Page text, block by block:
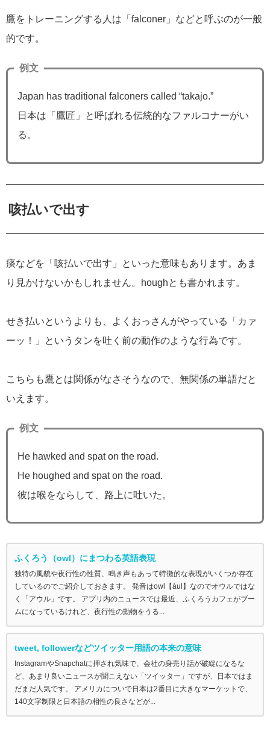
鷹をトレーニングする人は「falconer」などと呼ぶのが一般
的です。
例文
Japan has traditional falconers called “takajo.”
日本は「鷹匠」と呼ばれる伝統的なファルコナーがい
る。
咳払いで出す
痰などを「咳払いで出す」といった意味もあります。あま
り見かけないかもしれません。houghとも書かれます。
せき払いというよりも、よくおっさんがやっている「カァ
ーッ！」というタンを吐く前の動作のような行為です。
こちらも鷹とは関係がなさそうなので、無関係の単語だと
いえます。
例文
He hawked and spat on the road.
He houghed and spat on the road.
彼は喉をならして、路上に吐いた。
ふくろう（owl）にまつわる英語表現
独特の風貌や夜行性の性質、鳴き声もあって特徴的な表現がいくつか存在
しているのでご紹介しておきます。 発音はowl【ául】なのでオウルではな
く「アウル」です。 アプリ内のニュースでは最近、ふくろうカフェがブー
ムになっているけれど、夜行性の動物をうる...
tweet, followerなどツイッター用語の本来の意味
InstagramやSnapchatに押され気味で、会社の身売り話が破綻になるな
ど、あまり良いニュースが聞こえない「ツイッター」ですが、日本ではま
だまだ人気です。 アメリカについで日本は2番目に大きなマーケットで、
140文字制限と日本語の相性の良さなどが...